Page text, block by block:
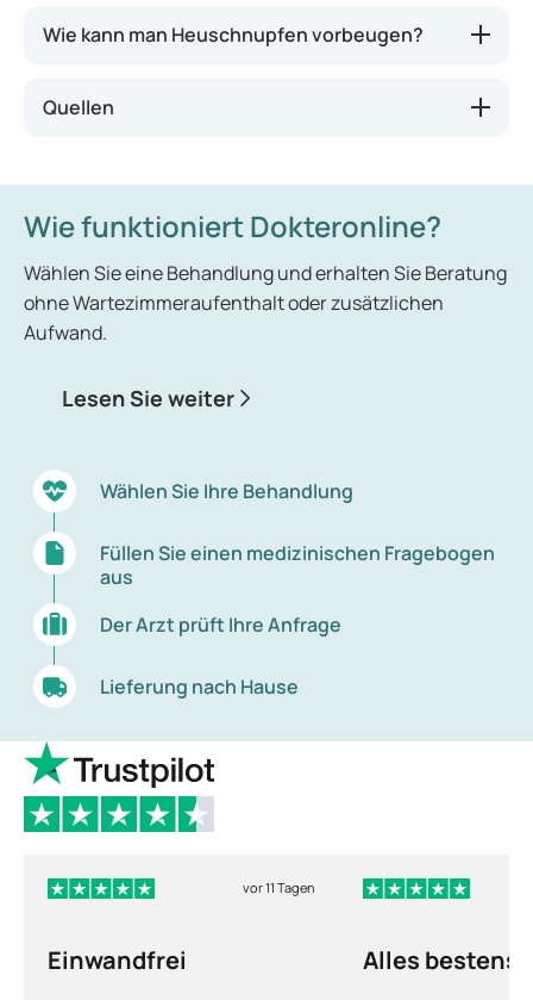
Wie kann man Heuschnupfen vorbeugen?
Quellen
Wie funktioniert Dokteronline?
Wählen Sie eine Behandlung und erhalten Sie Beratung
ohne Wartezimmeraufenthalt oder zusätzlichen
Aufwand.
Lesen Sie weiter
Wählen Sie Ihre Behandlung
Füllen Sie einen medizinischen Fragebogen
aus
Der Arzt prüft Ihre Anfrage
Lieferung nach Hause
vor 11 Tagen
Einwandfrei Alles bestens